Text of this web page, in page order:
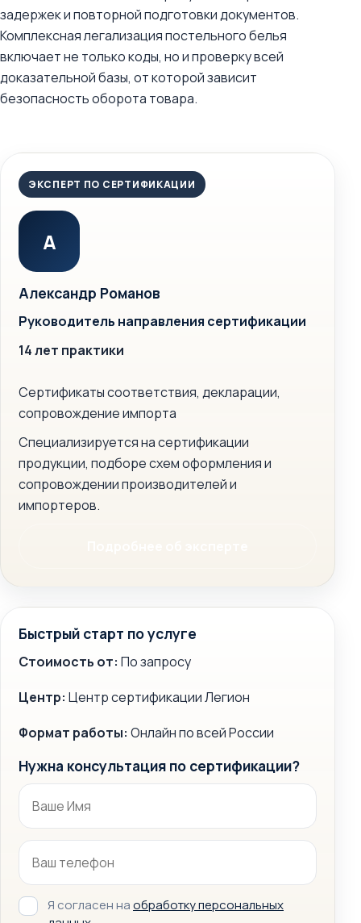
задержек и повторной подготовки документов.
Комплексная легализация постельного белья
включает не только коды, но и проверку всей
доказательной базы, от которой зависит
безопасность оборота товара.
ЭКСПЕРТ ПО СЕРТИФИКАЦИИ
А
Александр Романов
Руководитель направления сертификации
14 лет практики
Сертификаты соответствия, декларации,
сопровождение импорта
Специализируется на сертификации
продукции, подборе схем оформления и
сопровождении производителей и
импортеров.
Быстрый старт по услуге
Стоимость от: По запросу
Центр: Центр сертификации Легион
Формат работы: Онлайн по всей России
Нужна консультация по сертификации?
Я согласен наобработку персональных